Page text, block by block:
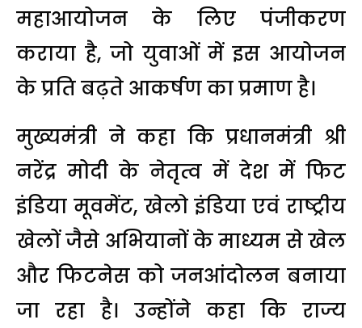
महाआयोजन के लिए पंजीकरण
कराया है, जो युवाओं में इस आयोजन
के प्रति बढ़ते आकर्षण का प्रमाण है।
मुख्यमंत्री ने कहा कि प्रधानमंत्री श्री
नरेंद्र मोदी के नेतृत्व में देश में फिट
इंडिया मूवमेंट, खेलो इंडिया एवं राष्ट्रीय
खेलों जैसे अभियानों के माध्यम से खेल
और फिटनेस को जनआंदोलन बनाया
जा रहा है। उन्होंने कहा कि राज्य